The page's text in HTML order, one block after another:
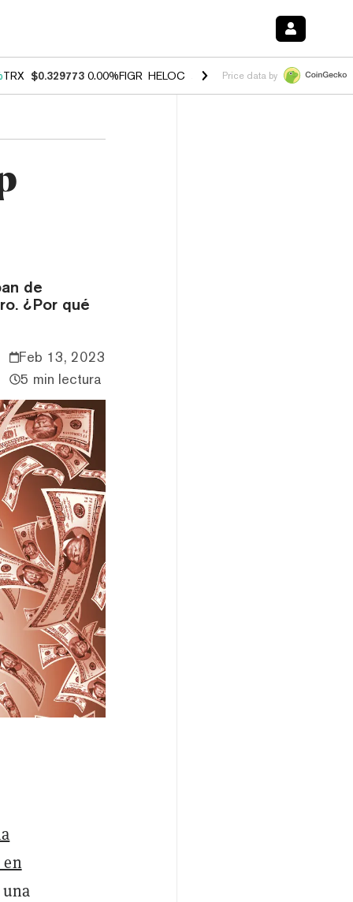
TRX $0.329773 0.00%FIGR_HELOC $1.001 -2.70%HYPE $54.08 -
Price data by
de
¿Por qué
Feb 13, 2023
5 min lectura
en
una